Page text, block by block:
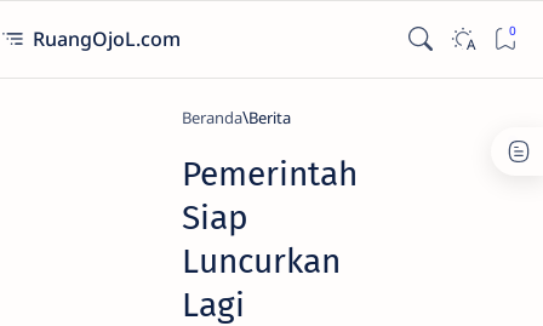
RuangOjoL.com
Beranda Berita
Pemerintah
Siap
Luncurkan
Lagi